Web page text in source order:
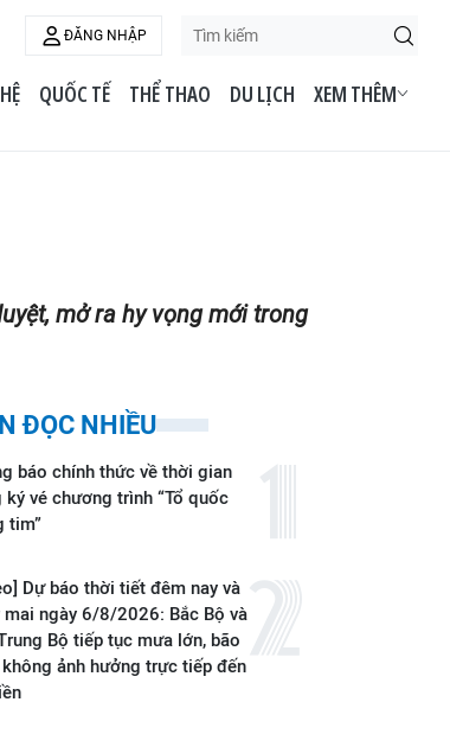
ĐĂNG NHẬP
QUỐC TẾ THỂ THAO DU LỊCH XEM THÊM
mở ra hy vọng mới trong
ĐỌC NHIỀU
báo chính thức về thời gian
ký vé chương trình “Tổ quốc
tim”
Dự báo thời tiết đêm nay và
mai ngày 6/8/2026: Bắc Bộ và
Bộ tiếp tục mưa lớn, bão
ảnh hưởng trực tiếp đến